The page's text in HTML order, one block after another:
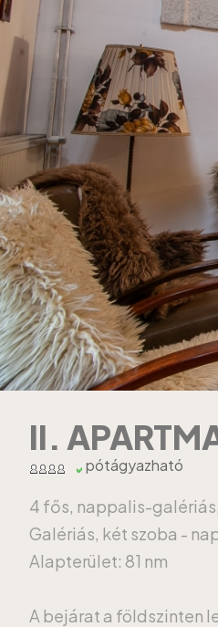
II.
pótágyazható
4 fős, nappalis-
Galériás, két szoba -
Alapterület: 81 nm
A bejárat a földszinten